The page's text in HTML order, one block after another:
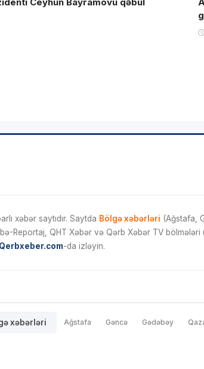
xəbər saytıdır. Saytda Bölgə xəbərləri (Ağstafa,
Reportaj, QHT Xəbər və Qərb Xəbər TV
Qerbxeber.com-da izləyin.
xəbərləri Ağstafa Gəncə Gədəbəy